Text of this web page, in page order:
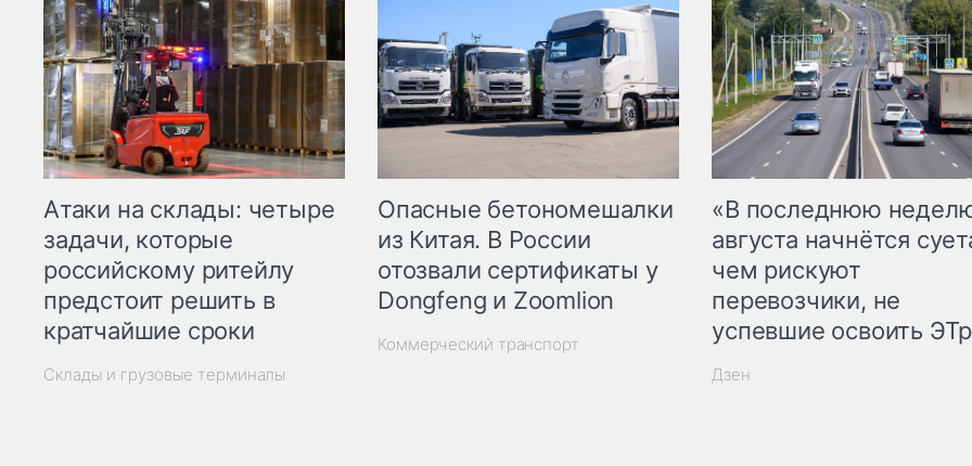
Атаки на склады: четыре
задачи, которые
российскому ритейлу
предстоит решить в
кратчайшие сроки
Склады и грузовые терминалы
Опасные бетономешалки
из Китая. В России
отозвали сертификаты у
Dongfeng и Zoomlion
Коммерческий транспорт
«В последнюю
августа начнётся
чем рискуют
перевозчики, не
успевшие освоить
Дзен